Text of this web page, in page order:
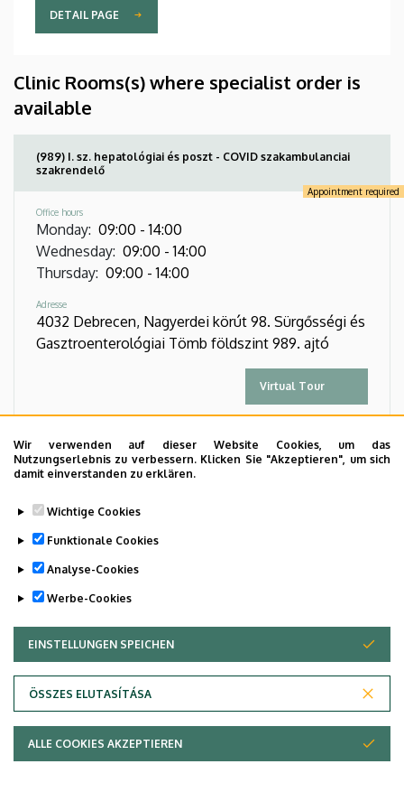
Wir verwenden auf dieser Website Cookies, um das
Nutzungserlebnis zu verbessern. Klicken Sie "Akzeptieren", um sich
damit einverstanden zu erklären.
Wichtige Cookies
Funktionale Cookies
Analyse-Cookies
Werbe-Cookies
EINSTELLUNGEN SPEICHEN
ÖSSZES ELUTASÍTÁSA
ZUSTIMMUNG ZURÜCKZIEHEN
ALLE COOKIES AKZEPTIEREN
DETAIL PAGE
Clinic Rooms(s) where specialist order is
available
(989) I. sz. hepatológiai és poszt - COVID szakambulanciai
szakrendelő
Appointment required
Office hours
Monday: 09:00 - 14:00
Wednesday: 09:00 - 14:00
Thursday: 09:00 - 14:00
Adresse
4032 Debrecen, Nagyerdei körút 98. Sürgősségi és
Gasztroenterológiai Tömb földszint 989. ajtó
Virtual Tour
Images
Adatvédelem
Copyright © 2026 Unideb